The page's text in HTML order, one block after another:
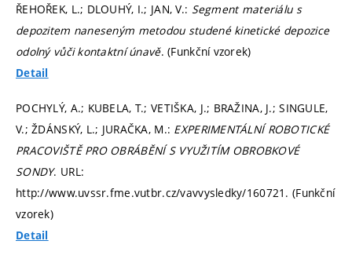
ŘEHOŘEK, L.; DLOUHÝ, I.; JAN, V.: Segment materiálu s
depozitem naneseným metodou studené kinetické depozice
odolný vůči kontaktní únavě. (Funkční vzorek)
Detail
POCHYLÝ, A.; KUBELA, T.; VETIŠKA, J.; BRAŽINA, J.; SINGULE,
V.; ŽDÁNSKÝ, L.; JURAČKA, M.: EXPERIMENTÁLNÍ ROBOTICKÉ
PRACOVIŠTĚ PRO OBRÁBĚNÍ S VYUŽITÍM OBROBKOVÉ
SONDY. URL:
http://www.uvssr.fme.vutbr.cz/vavvysledky/160721. (Funkční
vzorek)
Detail